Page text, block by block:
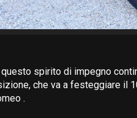
spirito di impegno
che va a festeggiare il
.